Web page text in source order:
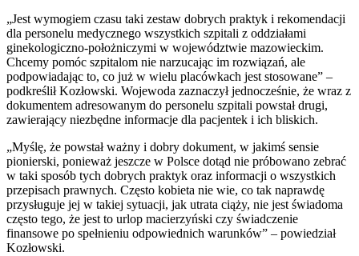
„Jest wymogiem czasu taki zestaw dobrych praktyk i rekomendacji
dla personelu medycznego wszystkich szpitali z oddziałami
ginekologiczno-położniczymi w województwie mazowieckim.
Chcemy pomóc szpitalom nie narzucając im rozwiązań, ale
podpowiadając to, co już w wielu placówkach jest stosowane” –
podkreślił Kozłowski. Wojewoda zaznaczył jednocześnie, że wraz z
dokumentem adresowanym do personelu szpitali powstał drugi,
zawierający niezbędne informacje dla pacjentek i ich bliskich.
„Myślę, że powstał ważny i dobry dokument, w jakimś sensie
pionierski, ponieważ jeszcze w Polsce dotąd nie próbowano zebrać
w taki sposób tych dobrych praktyk oraz informacji o wszystkich
przepisach prawnych. Często kobieta nie wie, co tak naprawdę
przysługuje jej w takiej sytuacji, jak utrata ciąży, nie jest świadoma
często tego, że jest to urlop macierzyński czy świadczenie
finansowe po spełnieniu odpowiednich warunków” – powiedział
Kozłowski.